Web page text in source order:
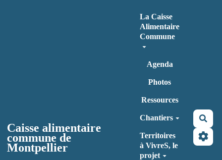
Caisse alimentaire
commune de
Montpellier
La Caisse
Alimentaire
Commune
Agenda
Photos
Ressources
Chantiers
Territoires
à VivreS, le
projet